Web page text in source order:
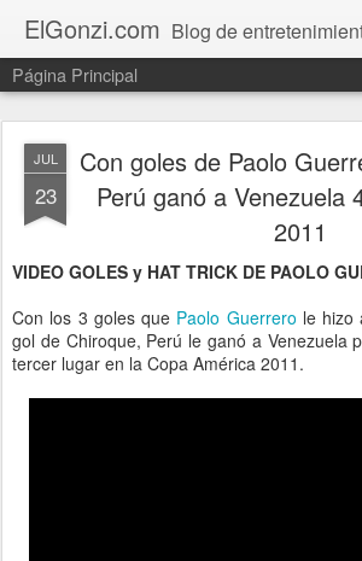
ElGonzi.com Blog de entretenimiento, chismes, humor, farándula, curiosidades, ovnis,
Página Principal
JUL
23
Con goles de Paolo
Perú ganó a Venezuela
2011
VIDEO GOLES y HAT TRICK DE PAOLO
Con los 3 goles que Paolo Guerrero le hizo
gol de Chiroque, Perú le ganó a Venezuela
tercer lugar en la Copa América 2011.